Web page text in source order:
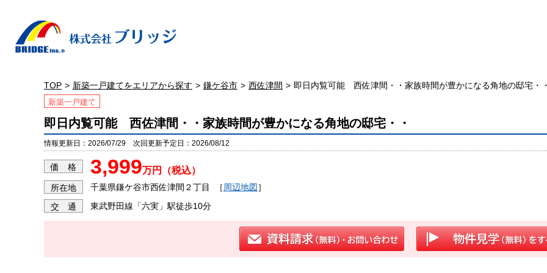
TOP 新築一戸建てをエリアから探す 鎌ケ谷市 西佐津間 即日内覧可能 西佐津間・・家族時間が豊かになる角地の邸宅・
新築一戸建て
即日内覧可能 西佐津間・・家族時間が豊かになる角地の邸宅・・
情報更新日：2026/07/29 次回更新予定日：2026/08/12
価 格 3,999万円（税込）
所在地 千葉県鎌ケ谷市西佐津間２丁目 ［ 周辺地図］
交 通 東武野田線「六実」駅徒歩10分